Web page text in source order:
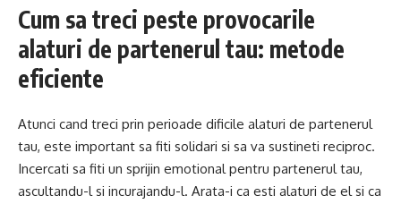
Cum sa treci peste provocarile
alaturi de partenerul tau: metode
eficiente
Atunci cand treci prin perioade dificile alaturi de partenerul
tau, este important sa fiti solidari si sa va sustineti reciproc.
Incercati sa fiti un sprijin emotional pentru partenerul tau,
ascultandu-l si incurajandu-l. Arata-i ca esti alaturi de el si ca